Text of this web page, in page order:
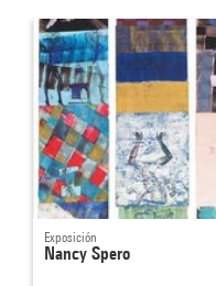
Exposición
Nancy Spero